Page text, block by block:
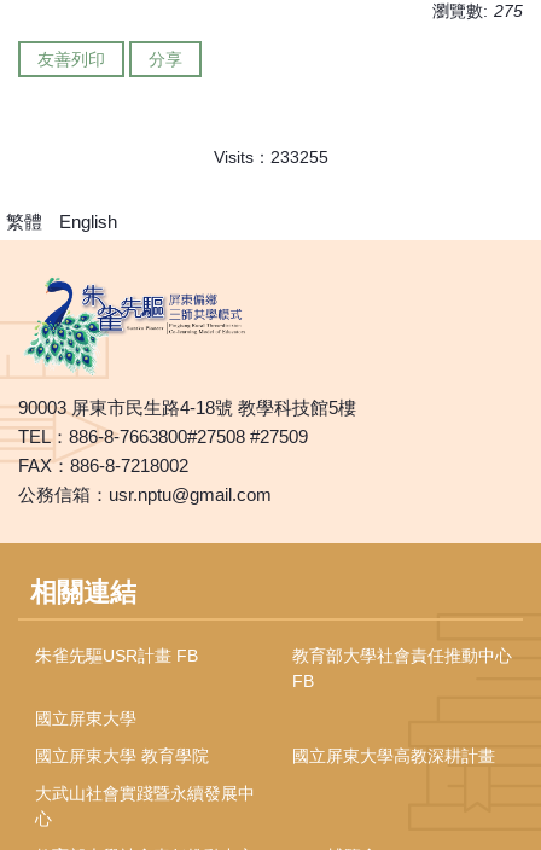
瀏覽數: 275
友善列印 分享
Visits： 233255
繁體 English
90003 屏東市民生路4-18號 教學科技館5樓
TEL：886-8-7663800#27508 #27509
FAX：886-8-7218002
公務信箱：usr.nptu@gmail.com
相關連結
朱雀先驅USR計畫 FB
教育部大學社會責任推動中心
FB
國立屏東大學
國立屏東大學 教育學院
國立屏東大學高教深耕計畫
大武山社會實踐暨永續發展中
心